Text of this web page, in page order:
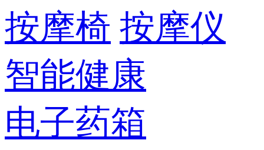
按摩椅 按摩仪
智能健康
电子药箱